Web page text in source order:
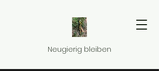
Neugierig bleiben